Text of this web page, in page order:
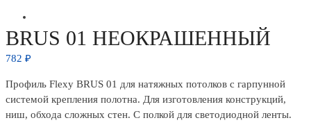
BRUS 01 НЕОКРАШЕННЫЙ
782 ₽
Профиль Flexy BRUS 01 для натяжных потолков с гарпунной
системой крепления полотна. Для изготовления конструкций,
ниш, обхода сложных стен. C полкой для светодиодной ленты.